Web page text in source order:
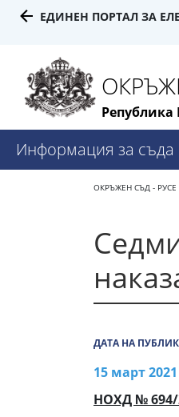
ЕДИНЕН ПОРТАЛ ЗА
Република
Информация за съда
ОКРЪЖЕН СЪД - РУСЕ
ДАТА НА
15 март
НОХД № 694/